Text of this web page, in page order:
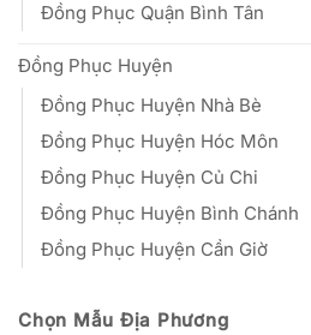
Đồng Phục Quận Bình Tân
Đồng Phục Huyện
Đồng Phục Huyện Nhà Bè
Đồng Phục Huyện Hóc Môn
Đồng Phục Huyện Củ Chi
Đồng Phục Huyện Bình Chánh
Đồng Phục Huyện Cần Giờ
Chọn Mẫu Địa Phương